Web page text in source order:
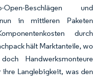
Open-Beschlägen und
in mittleren Paketen
durch
hält Marktanteile, wo
Handwerksmonteure
Langlebigkeit, was den